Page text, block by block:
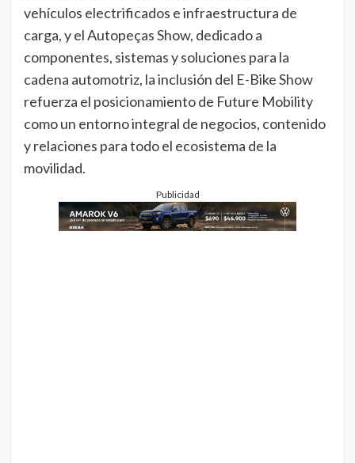
vehículos electrificados e infraestructura de
carga, y el Autopeças Show, dedicado a
componentes, sistemas y soluciones para la
cadena automotriz, la inclusión del E-Bike Show
refuerza el posicionamiento de Future Mobility
como un entorno integral de negocios, contenido
y relaciones para todo el ecosistema de la
movilidad.
Publicidad